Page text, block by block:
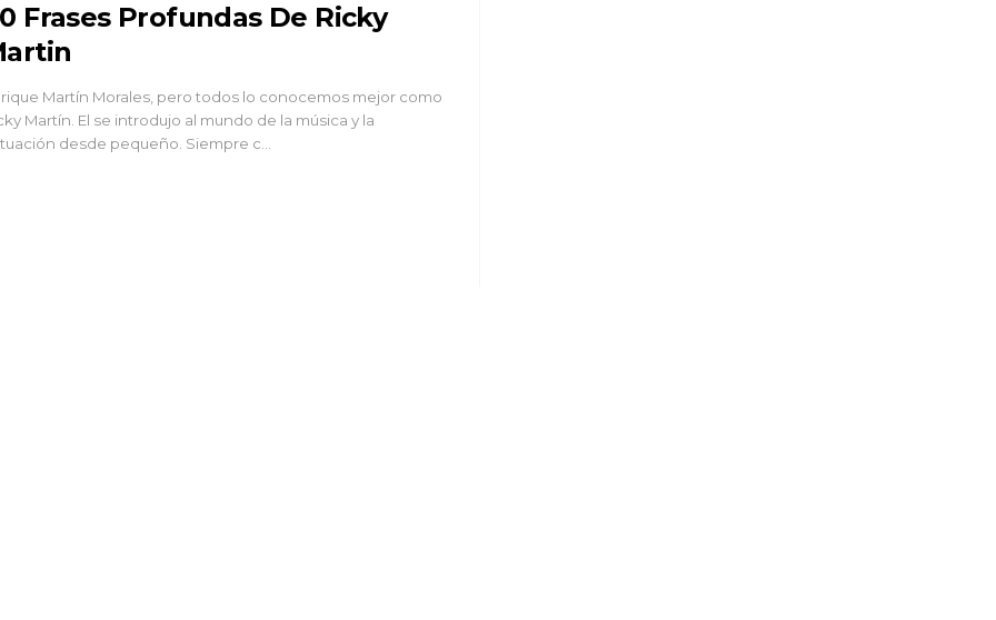
Frases Profundas De Ricky
Martín Morales, pero todos lo conocemos mejor como
Martín. El se introdujo al mundo de la música y la
desde pequeño. Siempre c…